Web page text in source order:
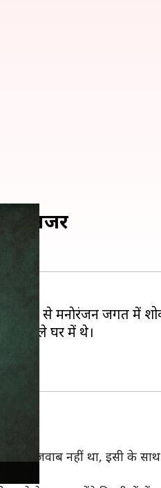
एक नजर
उनके जाने से मनाेरंजन जगत में
वाले घर में थे।
कोई जवाब नहीं था, इसी के